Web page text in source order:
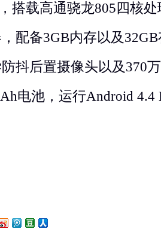
搭载高通骁龙805四核
配备3GB内存以及
抖后置摄像头以及370
电池，运行Android